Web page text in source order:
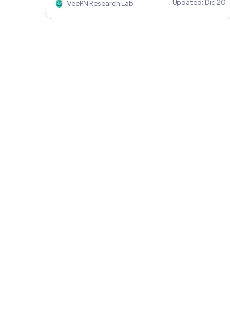
pérdida o robo. Para protegerte de estos
casos, sigue leyendo para conocer la
VeePN Research Lab Updated: Dic 20